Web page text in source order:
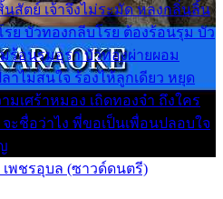
สัตย์ เจ้าจึงไม่ระมัด หลงกลิ่นลิ้น
ย บัวทองกลีบโรย ต้องร้อนรุม บัว
ร้อนรุมอุรา บัวทองผ่ายผอม
าไม่สนใจ ร้องไห้ลูกเดียว หยุด
มเศร้าหมอง เถิดทองจ๋า ถึงใคร
จะชื่อว่าไง พี่ขอเป็นเพื่อนปลอบใจ
เพชรอุบล (ซาวด์ดนตรี)